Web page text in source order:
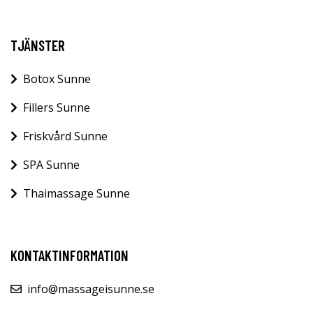
TJÄNSTER
Botox Sunne
Fillers Sunne
Friskvård Sunne
SPA Sunne
Thaimassage Sunne
KONTAKTINFORMATION
info@massageisunne.se